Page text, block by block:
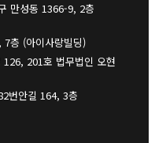
만성동 1366-9, 2층
층 (아이사랑빌딩)
201호 법무법인 오현
번안길 164, 3층